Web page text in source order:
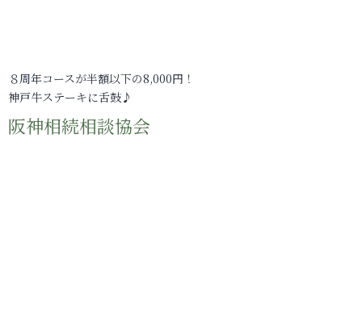
８周年コースが半額以下の8,000円！
神戸牛ステーキに舌鼓♪
阪神相続相談協会